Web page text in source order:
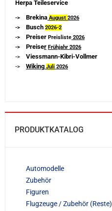
Herpa Teileservice
-> Brekina August 2026
-> Busch 2026-2
-> Preiser Preisliste 2026
-> Preiser Frühjahr 2026
-> Viessmann-Kibri-Vollmer
-> Wiking Juli 2026
PRODUKTKATALOG
Automodelle
Zubehör
Figuren
Flugzeuge / Zubehör (Reste)